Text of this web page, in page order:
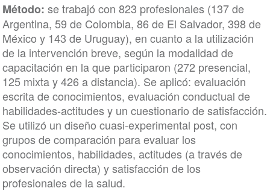
Método: se trabajó con 823 profesionales (137 de
Argentina, 59 de Colombia, 86 de El Salvador, 398 de
México y 143 de Uruguay), en cuanto a la utilización
de la intervención breve, según la modalidad de
capacitación en la que participaron (272 presencial,
125 mixta y 426 a distancia). Se aplicó: evaluación
escrita de conocimientos, evaluación conductual de
habilidades-actitudes y un cuestionario de satisfacción.
Se utilizó un diseño cuasi-experimental post, con
grupos de comparación para evaluar los
conocimientos, habilidades, actitudes (a través de
observación directa) y satisfacción de los
profesionales de la salud.